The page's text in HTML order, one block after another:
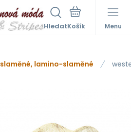
Hledat Menu
slaměné, lamino-slaměné